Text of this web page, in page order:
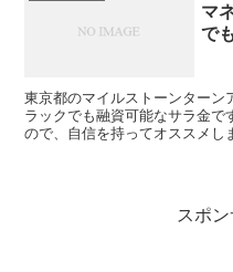
マ
で
東京都のマイルストーンターン
ラックでも融資可能なサラ金で
ので、自信を持ってオススメし
スポ